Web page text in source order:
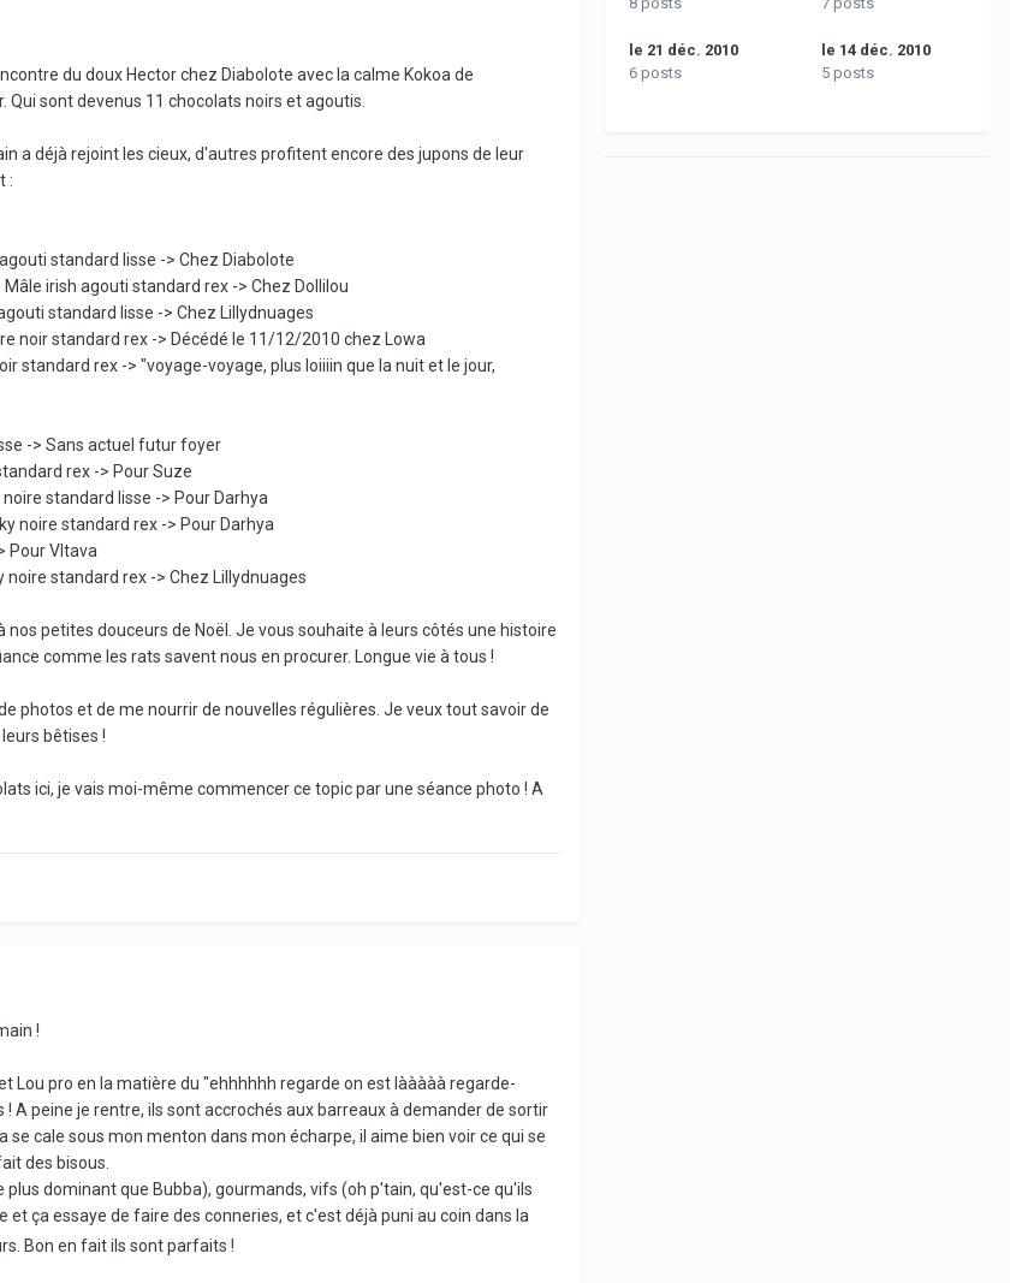
du doux Hector chez Diabolote avec la calme Kokoa de
Qui sont devenus 11 chocolats noirs et agoutis.
a déjà rejoint les cieux, d'autres profitent encore des jupons de leur
:
standard lisse -> Chez Diabolote
irish agouti standard rex -> Chez Dollilou
standard lisse -> Chez Lillydnuages
noir standard rex -> Décédé le 11/12/2010 chez Lowa
standard rex -> "voyage-voyage, plus loiiiin que la nuit et le jour,
-> Sans actuel futur foyer
rex -> Pour Suze
standard lisse -> Pour Darhya
noire standard rex -> Pour Darhya
Pour Vltava
noire standard rex -> Chez Lillydnuages
petites douceurs de Noël. Je vous souhaite à leurs côtés une histoire
comme les rats savent nous en procurer. Longue vie à tous !
photos et de me nourrir de nouvelles régulières. Je veux tout savoir de
bêtises !
ici, je vais moi-même commencer ce topic par une séance photo ! A
!
Lou pro en la matière du "ehhhhhh regarde on est lààààà regarde-
A peine je rentre, ils sont accrochés aux barreaux à demander de sortir
se cale sous mon menton dans mon écharpe, il aime bien voir ce qui se
des bisous.
plus dominant que Bubba), gourmands, vifs (oh p'tain, qu'est-ce qu'ils
ça essaye de faire des conneries, et c'est déjà puni au coin dans la
Bon en fait ils sont parfaits !
le 21 déc. 2010
6 posts
le 14 déc. 2010
5 posts